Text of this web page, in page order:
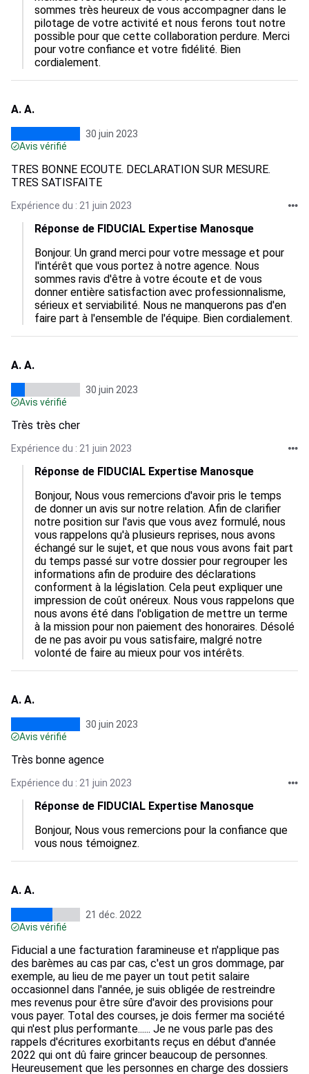
sommes très heureux de vous accompagner dans le
pilotage de votre activité et nous ferons tout notre
possible pour que cette collaboration perdure. Merci
pour votre confiance et votre fidélité. Bien
cordialement.
A. A.
30 juin 2023
Avis vérifié
TRES BONNE ECOUTE. DECLARATION SUR MESURE.
TRES SATISFAITE
Expérience du : 21 juin 2023
Réponse de FIDUCIAL Expertise Manosque
Bonjour. Un grand merci pour votre message et pour
l'intérêt que vous portez à notre agence. Nous
sommes ravis d'être à votre écoute et de vous
donner entière satisfaction avec professionnalisme,
sérieux et serviabilité. Nous ne manquerons pas d'en
faire part à l'ensemble de l'équipe. Bien cordialement.
A. A.
30 juin 2023
Avis vérifié
Très très cher
Expérience du : 21 juin 2023
Réponse de FIDUCIAL Expertise Manosque
Bonjour, Nous vous remercions d'avoir pris le temps
de donner un avis sur notre relation. Afin de clarifier
notre position sur l'avis que vous avez formulé, nous
vous rappelons qu'à plusieurs reprises, nous avons
échangé sur le sujet, et que nous vous avons fait part
du temps passé sur votre dossier pour regrouper les
informations afin de produire des déclarations
conforment à la législation. Cela peut expliquer une
impression de coût onéreux. Nous vous rappelons que
nous avons été dans l'obligation de mettre un terme
à la mission pour non paiement des honoraires. Désolé
de ne pas avoir pu vous satisfaire, malgré notre
volonté de faire au mieux pour vos intérêts.
A. A.
30 juin 2023
Avis vérifié
Très bonne agence
Expérience du : 21 juin 2023
Réponse de FIDUCIAL Expertise Manosque
Bonjour, Nous vous remercions pour la confiance que
vous nous témoignez.
A. A.
21 déc. 2022
Avis vérifié
Fiducial a une facturation faramineuse et n'applique pas
des barèmes au cas par cas, c'est un gros dommage, par
exemple, au lieu de me payer un tout petit salaire
occasionnel dans l'année, je suis obligée de restreindre
mes revenus pour être sûre d'avoir des provisions pour
vous payer. Total des courses, je dois fermer ma société
qui n'est plus performante...... Je ne vous parle pas des
rappels d'écritures exorbitants reçus en début d'année
2022 qui ont dû faire grincer beaucoup de personnes.
Heureusement que les personnes en charge des dossiers